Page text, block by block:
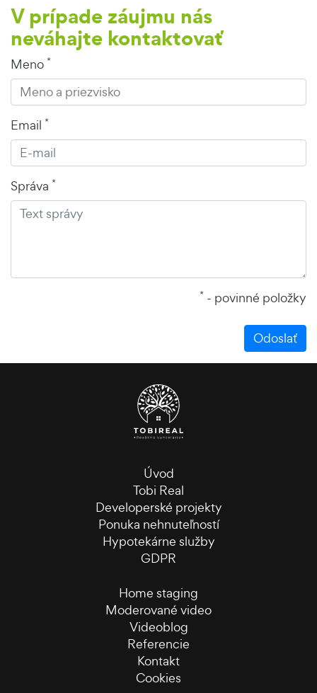
V prípade záujmu nás
neváhajte kontaktovať
Meno *
Email *
Správa *
* - povinné položky
Odoslať
Úvod
Tobi Real
Developerské projekty
Ponuka nehnuteľností
Hypotekárne služby
GDPR
Home staging
Moderované video
Videoblog
Referencie
Kontakt
Cookies